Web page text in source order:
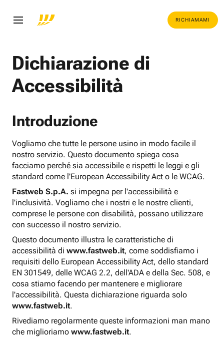
RICHIAMAMI
Dichiarazione di
Accessibilità
Introduzione
Vogliamo che tutte le persone usino in modo facile il
nostro servizio. Questo documento spiega cosa
facciamo perché sia accessibile e rispetti le leggi e gli
standard come l'European Accessibility Act o le WCAG.
Fastweb S.p.A. si impegna per l'accessibilità e
l'inclusività. Vogliamo che i nostri e le nostre clienti,
comprese le persone con disabilità, possano utilizzare
con successo il nostro servizio.
Questo documento illustra le caratteristiche di
accessibilità di www.fastweb.it, come soddisfiamo i
requisiti dello European Accessibility Act, dello standard
EN 301549, delle WCAG 2.2, dell'ADA e della Sec. 508, e
cosa stiamo facendo per mantenere e migliorare
l'accessibilità. Questa dichiarazione riguarda solo
www.fastweb.it.
Rivediamo regolarmente queste informazioni man mano
che miglioriamo www.fastweb.it.